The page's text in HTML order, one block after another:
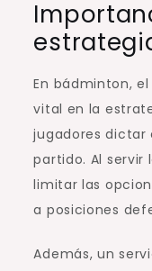
En bádminton,
vital en la
jugadores dictar
partido. Al servir
limitar las
a posiciones
Además, un